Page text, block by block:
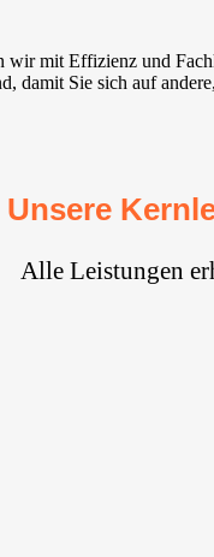
mit Effizienz und
damit Sie sich auf
Unsere
Alle Leistungen